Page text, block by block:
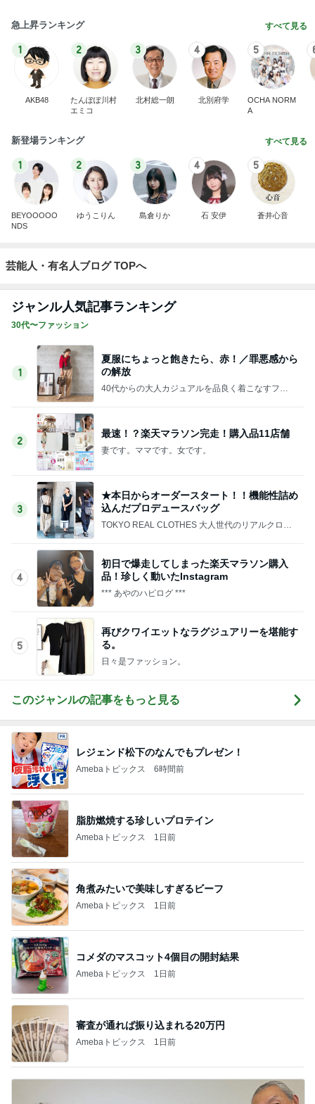
急上昇ランキング すべて見る
1
AKB48
2
たんぽぽ川村
エミコ
3
北村総一朗
4
北別府学
5
OCHA NORM
A
新登場ランキング すべて見る
1
BEYOOOOO
NDS
2
ゆうこりん
3
島倉りか
4
石 安伊
5
蒼井心音
芸能人・有名人ブログ TOPへ
ジャンル人気記事ランキング
30代〜ファッション
1
夏服にちょっと飽きたら、赤！／罪悪感から
の解放
40代からの大人カジュアルを品良く着こなすファ
2
最速！？楽天マラソン完走！購入品11店舗
妻です。ママです。女です。
3
★本日からオーダースタート！！機能性詰め
込んだプロデュースバッグ
TOKYO REAL CLOTHES 大人世代のリアルクロー
4
初日で爆走してしまった楽天マラソン購入
品！珍しく動いたInstagram
*** あやのハピログ ***
5
再びクワイエットなラグジュアリーを堪能す
る。
日々是ファッション。
このジャンルの記事をもっと見る
レジェンド松下のなんでもプレゼン！
Amebaトピックス 6時間前
脂肪燃焼する珍しいプロテイン
Amebaトピックス 1日前
角煮みたいで美味しすぎるビーフ
Amebaトピックス 1日前
コメダのマスコット4個目の開封結果
Amebaトピックス 1日前
審査が通れば振り込まれる20万円
Amebaトピックス 1日前